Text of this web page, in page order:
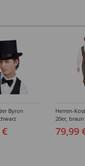
Byron
Herren-
20er, braun
(46-64)
79,99